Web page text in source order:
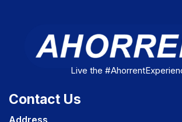
Live the
Contact Us